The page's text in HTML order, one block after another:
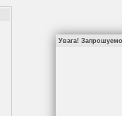
Увага! Запрошуємо